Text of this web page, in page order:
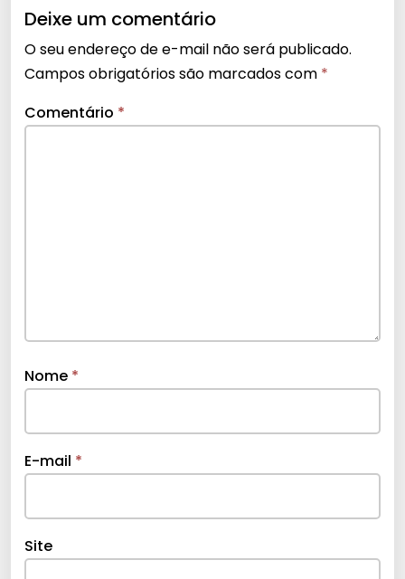
Deixe um comentário
O seu endereço de e-mail não será publicado.
Campos obrigatórios são marcados com *
Comentário *
Nome *
E-mail *
Site